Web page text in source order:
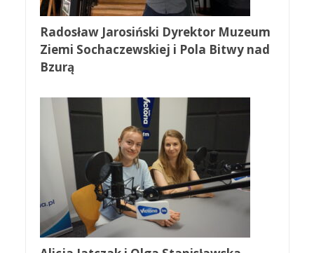
Radosław Jarosiński Dyrektor Muzeum
Ziemi Sochaczewskiej i Pola Bitwy nad
Bzurą